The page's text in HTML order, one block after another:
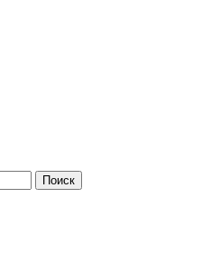
Поиск